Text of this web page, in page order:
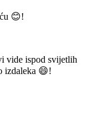
😊!
vide ispod svijetlih
izdaleka 😄!